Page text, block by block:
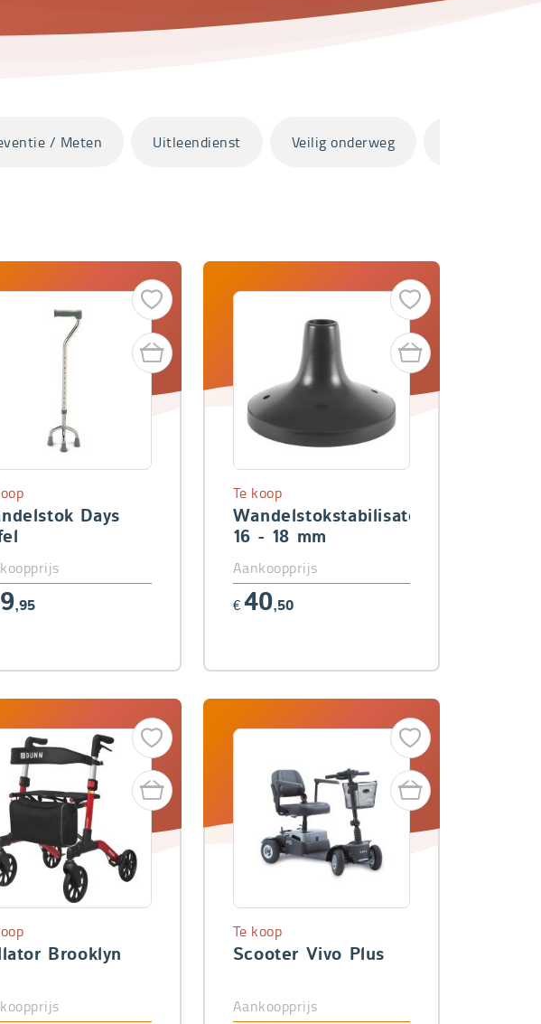
/ Meten Uitleendienst Veilig onderweg
Days
,95
Wandelstokstabilisator
16 - 18 mm
Te koop
Aankoopprijs
€ 40,50
Brooklyn Scooter Vivo Plus
Te koop
Aankoopprijs